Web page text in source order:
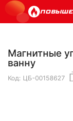
Магнитные
ванну
Код: ЦБ-00158627